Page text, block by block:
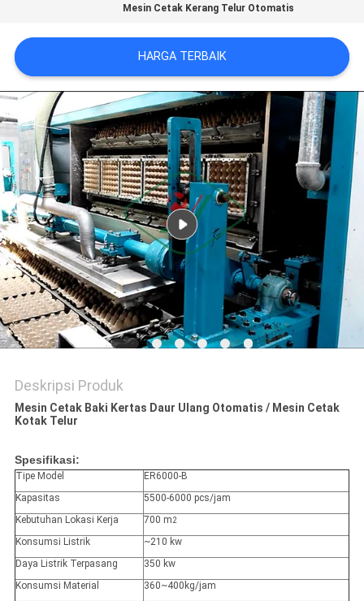
SITEMAP
PRIVACY
POLICY
Mesin Cetak Kerang Telur Otomatis
HARGA TERBAIK
Deskripsi Produk
Mesin Cetak Baki Kertas Daur Ulang Otomatis / Mesin Cetak
Kotak Telur
Spesifikasi:
Tipe Model
ER6000-B
Kapasitas
5500-6000 pcs/jam
Kebutuhan Lokasi Kerja
700 m2
Konsumsi Listrik
~210 kw
Daya Listrik Terpasang
350 kw
Konsumsi Material
360~400kg/jam